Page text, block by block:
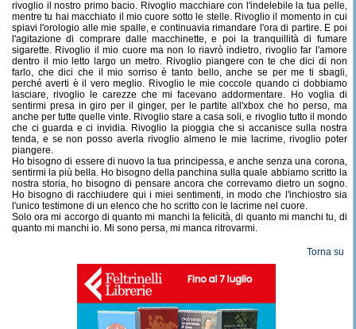
rivoglio il nostro primo bacio. Rivoglio macchiare con l'indelebile la tua pelle,
mentre tu hai macchiato il mio cuore sotto le stelle. Rivoglio il momento in cui
spiavi l'orologio alle mie spalle, e continuavia rimandare l'ora di partire. E poi
l'agitazione di comprare dalle macchinette, e poi la tranquillità di fumare
sigarette. Rivoglio il mio cuore ma non lo riavrò indietro, rivoglio far l'amore
dentro il mio letto largo un metro. Rivoglio piangere con te che dici di non
farlo, che dici che il mio sorriso è tanto bello, anche se per me ti sbagli,
perché averti è il vero meglio. Rivoglio le mie coccole quando ci dobbiamo
lasciare, rivoglio le carezze che mi facevano addormentare. Ho voglia di
sentirmi presa in giro per il ginger, per le partite all'xbox che ho perso, ma
anche per tutte quelle vinte. Rivoglio stare a casa soli, e rivoglio tutto il mondo
che ci guarda e ci invidia. Rivoglio la pioggia che si accanisce sulla nostra
tenda, e se non posso averla rivoglio almeno le mie lacrime, rivoglio poter
piangere.
Ho bisogno di essere di nuovo la tua principessa, e anche senza una corona,
sentirmi la più bella. Ho bisogno della panchina sulla quale abbiamo scritto la
nostra storia, ho bisogno di pensare ancora che correvamo dietro un sogno.
Ho bisogno di racchiudere qui i miei sentimenti, in modo che l'inchiostro sia
l'unico testimone di un elenco che ho scritto con le lacrime nel cuore.
Solo ora mi accorgo di quanto mi manchi la felicità, di quanto mi manchi tu, di
quanto mi manchi io. Mi sono persa, mi manca ritrovarmi.
Torna su